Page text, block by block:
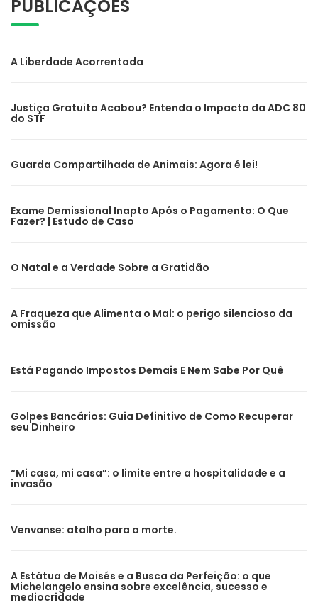
PUBLICAÇÕES
A Liberdade Acorrentada
Justiça Gratuita Acabou? Entenda o Impacto da ADC 80
do STF
Guarda Compartilhada de Animais: Agora é lei!
Exame Demissional Inapto Após o Pagamento: O Que
Fazer? | Estudo de Caso
O Natal e a Verdade Sobre a Gratidão
A Fraqueza que Alimenta o Mal: o perigo silencioso da
omissão
Está Pagando Impostos Demais E Nem Sabe Por Quê
Golpes Bancários: Guia Definitivo de Como Recuperar
seu Dinheiro
“Mi casa, mi casa”: o limite entre a hospitalidade e a
invasão
Venvanse: atalho para a morte.
A Estátua de Moisés e a Busca da Perfeição: o que
Michelangelo ensina sobre excelência, sucesso e
mediocridade